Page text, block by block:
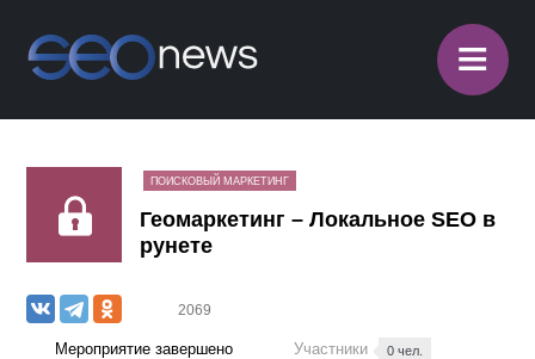
≡
ПОИСКОВЫЙ МАРКЕТИНГ
Геомаркетинг – Локальное SEO в
рунете
2069
Мероприятие завершено Участники 0 чел.